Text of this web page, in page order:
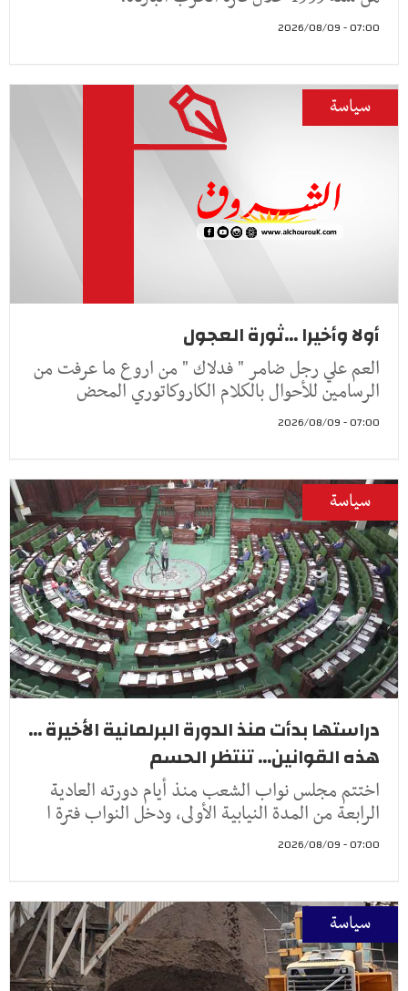
07:00 - 2026/08/09
سياسة
أولا وأخيرا ...ثورة العجول
العم علي رجل ضامر " فدلاك " من اروع ما عرفت من
الرسامين للأحوال بالكلام الكاروكاتوري المحض
07:00 - 2026/08/09
سياسة
دراستها بدأت منذ الدورة البرلمانية الأخيرة ...
هذه القوانين... تنتظر الحسم
اختتم مجلس نواب الشعب منذ أيام دورته العادية
الرابعة من المدة النيابية الأولى، ودخل النواب فترة ا
07:00 - 2026/08/09
سياسة